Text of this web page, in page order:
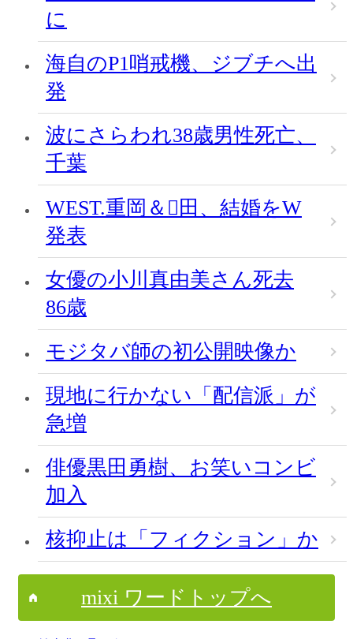
に
海自のP1哨戒機、ジブチへ出
発
波にさらわれ38歳男性死亡、
千葉
WEST.重岡＆田、結婚をW
発表
女優の小川真由美さん死去
86歳
モジタバ師の初公開映像か
現地に行かない「配信派」が
急増
俳優黒田勇樹、お笑いコンビ
加入
核抑止は「フィクション」か
mixi ワードトップへ